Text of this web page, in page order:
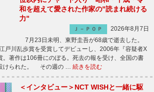
和を超えて愛された作家の"読まれ続ける
力"
Ｊ－ＰＯＰ
2026年8月7日
7月23日未明、東野圭吾が68歳で逝去した。
戸川乱歩賞を受賞してデビューし、2006年『容疑者X
。著作は106冊にのぼる。死去の報を受け、全国の書
けられた。 その週の … 続きを読む
＜インタビュー＞NCT WISHと一緒に駆